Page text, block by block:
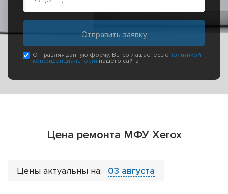
Отправляя данную форму, Вы соглашаетесь с политикой
конфиденциальности нашего сайта
Цена ремонта МФУ Xerox
Цены актуальны на: 03 августа